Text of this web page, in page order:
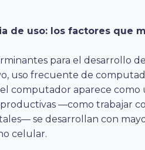
de uso: los factores que
para el desarrollo
uso frecuente de
computador aparece como
—como trabajar
se desarrollan con
celular.